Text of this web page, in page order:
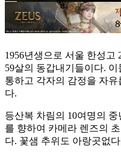
1956년생으로 서울 한성고
59살의 동갑내기들이다.
통하고 각자의 감정을 자
다.
등산복 차림의 10여명의
를 향하여 카메라 렌즈의
다. 꽃샘 추위도 아랑곳없